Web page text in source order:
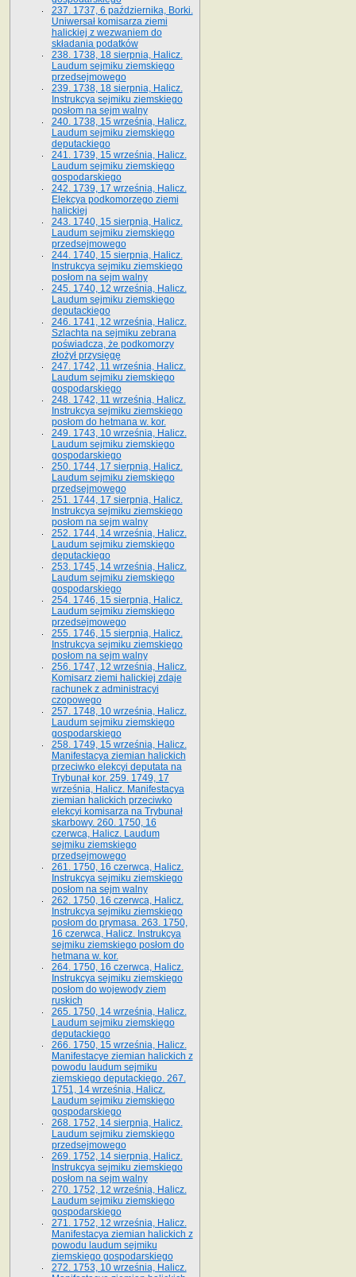
237. 1737, 6 października, Borki.
Uniwersał komisarza ziemi
halickiej z wezwaniem do
składania podatków
238. 1738, 18 sierpnia, Halicz.
Laudum sejmiku ziemskiego
przedsejmowego
239. 1738, 18 sierpnia, Halicz.
Instrukcya sejmiku ziemskiego
posłom na sejm walny
240. 1738, 15 września, Halicz.
Laudum sejmiku ziemskiego
deputackiego
241. 1739, 15 września, Halicz.
Laudum sejmiku ziemskiego
gospodarskiego
242. 1739, 17 września, Halicz.
Elekcya podkomorzego ziemi
halickiej
243. 1740, 15 sierpnia, Halicz.
Laudum sejmiku ziemskiego
przedsejmowego
244. 1740, 15 sierpnia, Halicz.
Instrukcya sejmiku ziemskiego
posłom na sejm walny
245. 1740, 12 września, Halicz.
Laudum sejmiku ziemskiego
deputackiego
246. 1741, 12 września, Halicz.
Szlachta na sejmiku zebrana
poświadcza, że podkomorzy
złożył przysięgę
247. 1742, 11 września, Halicz.
Laudum sejmiku ziemskiego
gospodarskiego
248. 1742, 11 września, Halicz.
Instrukcya sejmiku ziemskiego
posłom do hetmana w. kor.
249. 1743, 10 września, Halicz.
Laudum sejmiku ziemskiego
gospodarskiego
250. 1744, 17 sierpnia, Halicz.
Laudum sejmiku ziemskiego
przedsejmowego
251. 1744, 17 sierpnia, Halicz.
Instrukcya sejmiku ziemskiego
posłom na sejm walny
252. 1744, 14 września, Halicz.
Laudum sejmiku ziemskiego
deputackiego
253. 1745, 14 września, Halicz.
Laudum sejmiku ziemskiego
gospodarskiego
254. 1746, 15 sierpnia, Halicz.
Laudum sejmiku ziemskiego
przedsejmowego
255. 1746, 15 sierpnia, Halicz.
Instrukcya sejmiku ziemskiego
posłom na sejm walny
256. 1747, 12 września, Halicz.
Komisarz ziemi halickiej zdaje
rachunek z administracyi
czopowego
257. 1748, 10 września, Halicz.
Laudum sejmiku ziemskiego
gospodarskiego
258. 1749, 15 września, Halicz.
Manifestacya ziemian halickich
przeciwko elekcyi deputata na
Trybunał kor. 259. 1749, 17
września, Halicz. Manifestacya
ziemian halickich przeciwko
elekcyi komisarza na Trybunał
skarbowy. 260. 1750, 16
czerwca, Halicz. Laudum
sejmiku ziemskiego
przedsejmowego
261. 1750, 16 czerwca, Halicz.
Instrukcya sejmiku ziemskiego
posłom na sejm walny
262. 1750, 16 czerwca, Halicz.
Instrukcya sejmiku ziemskiego
posłom do prymasa. 263. 1750,
16 czerwca, Halicz. Instrukcya
sejmiku ziemskiego posłom do
hetmana w. kor.
264. 1750, 16 czerwca, Halicz.
Instrukcya sejmiku ziemskiego
posłom do wojewody ziem
ruskich
265. 1750, 14 września, Halicz.
Laudum sejmiku ziemskiego
deputackiego
266. 1750, 15 września, Halicz.
Manifestacye ziemian halickich z
powodu laudum sejmiku
ziemskiego deputackiego. 267.
1751, 14 września, Halicz.
Laudum sejmiku ziemskiego
gospodarskiego
268. 1752, 14 sierpnia, Halicz.
Laudum sejmiku ziemskiego
przedsejmowego
269. 1752, 14 sierpnia, Halicz.
Instrukcya sejmiku ziemskiego
posłom na sejm walny
270. 1752, 12 września, Halicz.
Laudum sejmiku ziemskiego
gospodarskiego
271. 1752, 12 września, Halicz.
Manifestacya ziemian halickich z
powodu laudum sejmiku
ziemskiego gospodarskiego
272. 1753, 10 września, Halicz.